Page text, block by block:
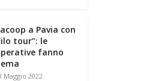
a Pavia con
tour”: le
fanno
Maggio 2022